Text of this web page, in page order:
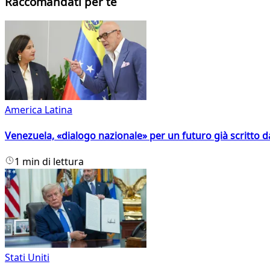
America Latina
Venezuela, «dialogo nazionale» per un futuro già scritto
1 min di lettura
Stati Uniti